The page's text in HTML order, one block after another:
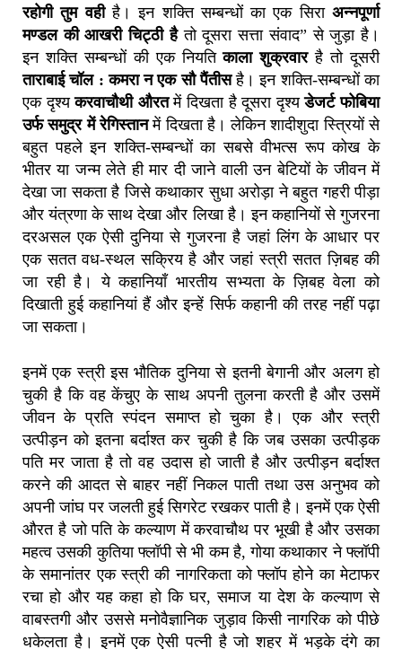
रहोगी तुम वहीहै। इन शक्ति सम्बन्धों का एक सिराअन्नपूर्णा
मण्डल की आखरी चिट्ठी हैतो दूसरा सत्ता संवाद” से जुड़ा है।
इन शक्ति सम्बन्धों की एक नियतिकाला शुक्रवारहै तो दूसरी
ताराबाई चॉल : कमरा न एक सौ पैंतीसहै। इन शक्ति-सम्बन्धों का
एक दृश्यकरवाचौथी औरतमें दिखता है दूसरा दृश्यडेजर्ट फोबिया
उर्फ समुद्र में रेगिस्तानमें दिखता है। लेकिन शादीशुदा स्त्रियों से
बहुत पहले इन शक्ति-सम्बन्धों का सबसे वीभत्स रूप कोख के
भीतर या जन्म लेते ही मार दी जाने वाली उन बेटियों के जीवन में
देखा जा सकता है जिसे कथाकार सुधा अरोड़ा ने बहुत गहरी पीड़ा
और यंत्रणा के साथ देखा और लिखा है। इन कहानियों से गुजरना
दरअसल एक ऐसी दुनिया से गुजरना है जहां लिंग के आधार पर
एक सतत वध-स्थल सक्रिय है और जहां स्त्री सतत ज़िबह की
जा रही है। ये कहानियाँ भारतीय सभ्यता के ज़िबह वेला को
दिखाती हुई कहानियां हैं और इन्हें सिर्फ कहानी की तरह नहीं पढ़ा
जा सकता।
इनमें एक स्त्री इस भौतिक दुनिया से इतनी बेगानी और अलग हो
चुकी है कि वह केंचुए के साथ अपनी तुलना करती है और उसमें
जीवन के प्रति स्पंदन समाप्त हो चुका है। एक और स्त्री
उत्पीड़न को इतना बर्दाश्त कर चुकी है कि जब उसका उत्पीड़क
पति मर जाता है तो वह उदास हो जाती है और उत्पीड़न बर्दाश्त
करने की आदत से बाहर नहीं निकल पाती तथा उस अनुभव को
अपनी जांघ पर जलती हुई सिगरेट रखकर पाती है। इनमें एक ऐसी
औरत है जो पति के कल्याण में करवाचौथ पर भूखी है और उसका
महत्व उसकी कुतिया फ्लॉपी से भी कम है, गोया कथाकार ने फ्लॉपी
के समानांतर एक स्त्री की नागरिकता को फ्लॉप होने का मेटाफर
रचा हो और यह कहा हो कि घर, समाज या देश के कल्याण से
वाबस्तगी और उससे मनोवैज्ञानिक जुड़ाव किसी नागरिक को पीछे
धकेलता है। इनमें एक ऐसी पत्नी है जो शहर में भड़के दंगे का